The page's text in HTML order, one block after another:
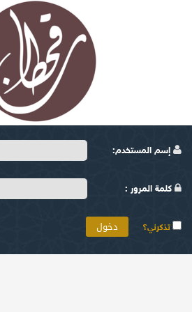
إسم المستخدم:
كلمة المرور :
تذكرني؟